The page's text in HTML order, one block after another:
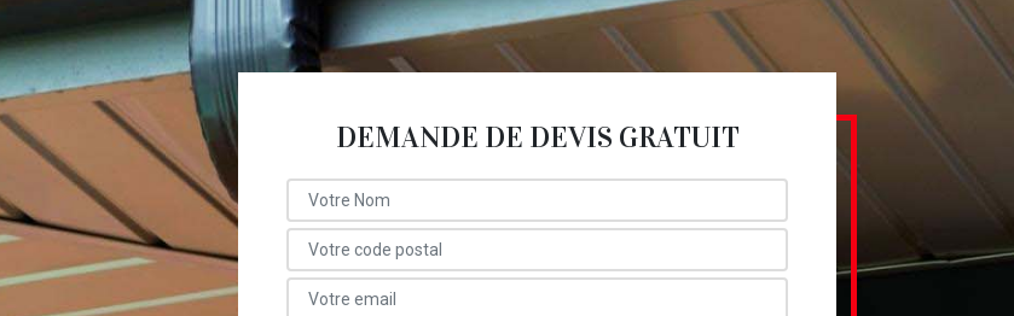
DEMANDE DE DEVIS GRATUIT